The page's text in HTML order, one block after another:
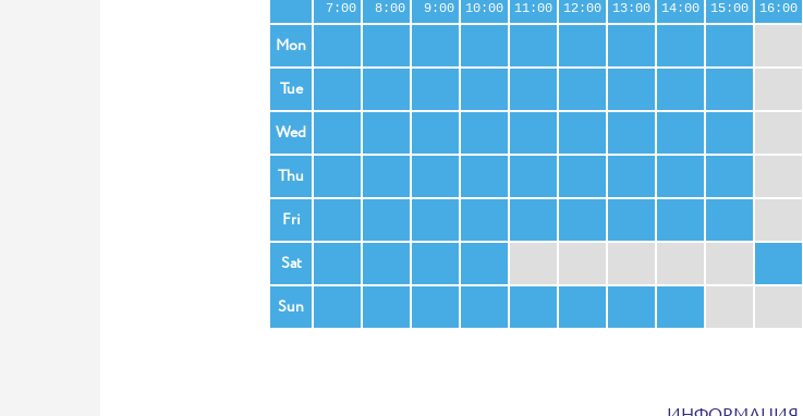
7:00
8:00
9:00
10:00
11:00
12:00
13:00
14:00
15:00
16:00
Mon
Tue
Wed
Thu
Fri
Sat
Sun